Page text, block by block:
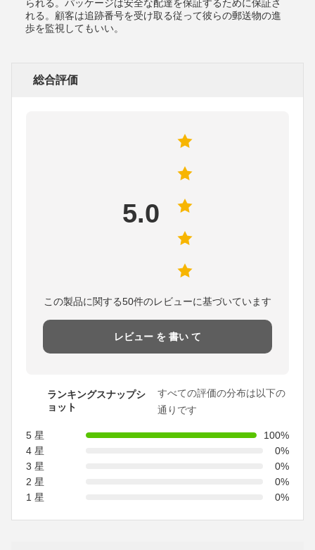
られる。パッケージは安全な配達を保証するために保証さ
れる。顧客は追跡番号を受け取る従って彼らの郵送物の進
歩を監視してもいい。
総合評価
5.0
この製品に関する50件のレビューに基づいています
レビュー を 書い て
ランキングスナップシ
ョット
すべての評価の分布は以下の
通りです
5 星
100%
4 星
0%
3 星
0%
2 星
0%
1 星
0%